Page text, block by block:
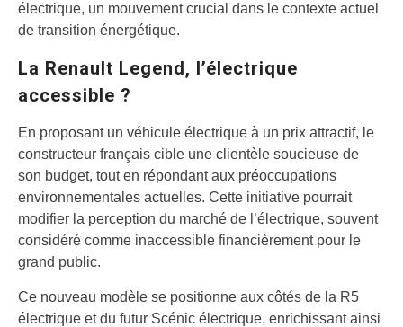
électrique, un mouvement crucial dans le contexte actuel
de transition énergétique.
La Renault Legend, l’électrique
accessible ?
En proposant un véhicule électrique à un prix attractif, le
constructeur français cible une clientèle soucieuse de
son budget, tout en répondant aux préoccupations
environnementales actuelles. Cette initiative pourrait
modifier la perception du marché de l’électrique, souvent
considéré comme inaccessible financièrement pour le
grand public.
Ce nouveau modèle se positionne aux côtés de la R5
électrique et du futur Scénic électrique, enrichissant ainsi